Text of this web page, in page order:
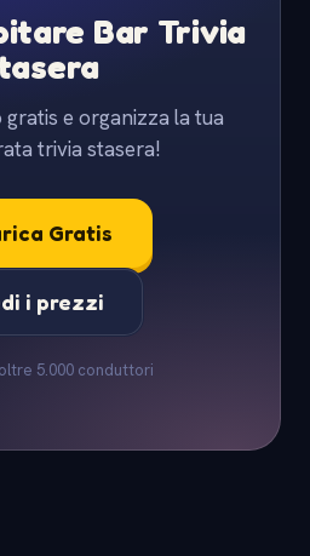
Bar Trivia
gratis e organizza la tua
trivia stasera!
Gratis
i prezzi
5.000 conduttori